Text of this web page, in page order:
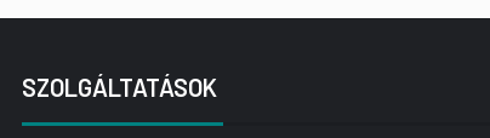
SZOLGÁLTATÁSOK